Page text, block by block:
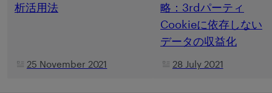
析活用法
25 November 2021
略：3rdパーティ
Cookieに依存しない
データの収益化
28 July 2021